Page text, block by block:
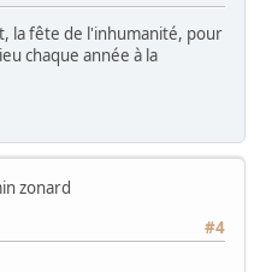
la fête de l'inhumanité, pour
chaque année à la
zonard
#4